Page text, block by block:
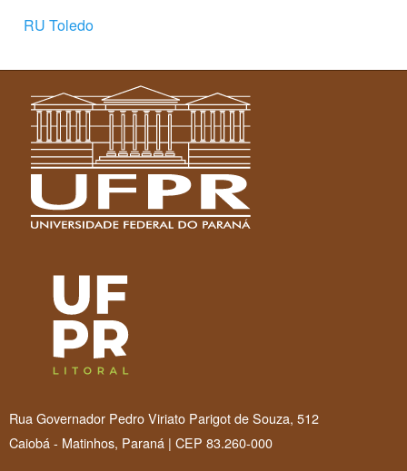
RU Toledo
Rua Governador Pedro Viriato Parigot de Souza, 512
Caiobá - Matinhos, Paraná | CEP 83.260-000